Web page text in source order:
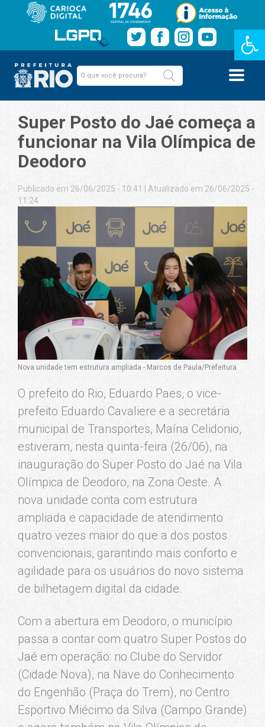
Barra de
Super Posto do Jaé começa a
funcionar na Vila Olímpica de
Deodoro
Publicado em 26/06/2025 - 10:41
Atualizado em 26/06/2025 -
11:24
Nova unidade tem estrutura ampliada - Marcos de Paula/Prefeitura
O prefeito do Rio, Eduardo Paes, o vice-
prefeito Eduardo Cavaliere e a secretária
municipal de Transportes, Maína Celidonio,
estiveram, nesta quinta-feira (26/06), na
inauguração do Super Posto do Jaé na Vila
Olímpica de Deodoro, na Zona Oeste. A
nova unidade conta com estrutura
ampliada e capacidade de atendimento
quatro vezes maior do que a dos postos
convencionais, garantindo mais conforto e
agilidade para os usuários do novo sistema
de bilhetagem digital da cidade.
Com a abertura em Deodoro, o município
passa a contar com quatro Super Postos do
Jaé em operação: no Clube do Servidor
(Cidade Nova), na Nave do Conhecimento
do Engenhão (Praça do Trem), no Centro
Esportivo Miécimo da Silva (Campo Grande)